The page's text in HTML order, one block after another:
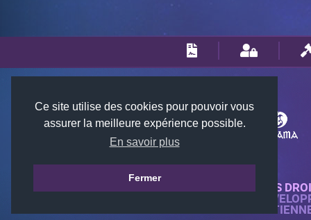
Ce site utilise des cookies pour pouvoir vous
assurer la meilleure expérience possible.
En savoir plus
Fermer
© 2018-2026 KTARENA. TOUS
SITE WEB ENTIÈREMENT
TOUTES LES IMAGES